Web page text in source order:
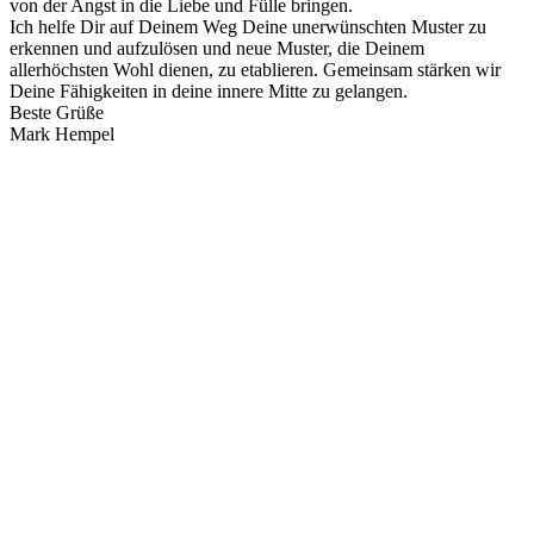
von der Angst in die Liebe und Fülle bringen.
Ich helfe Dir auf Deinem Weg Deine unerwünschten Muster zu
erkennen und aufzulösen und neue Muster, die Deinem
allerhöchsten Wohl dienen, zu etablieren. Gemeinsam stärken wir
Deine Fähigkeiten in deine innere Mitte zu gelangen.
Beste Grüße
Mark Hempel